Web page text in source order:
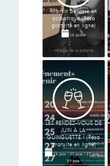
Martin Bellonie en
acoustique (Résa
gratuite en ligne)
16 juillet
LES RENDEZ-VOUS DE
JUIN À LA
GUINGUETTE ! (Résa
gratuite en ligne)
24 juin/25 juin/27 juin/
27 juin